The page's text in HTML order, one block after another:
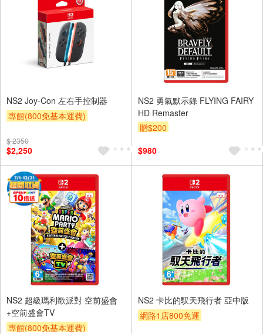
NS2 Joy-Con 左右手控制器
專館(800免基本運費)
$ 2350
$2,250
NS2 勇氣默示錄 FLYING FAIRY
HD Remaster
贈$200
$980
NS2 超級瑪利歐派對 空前盛會
+空前盛會TV
專館(800免基本運費)
NS2 卡比的馭天飛行者 亞中版
網路1店800免運